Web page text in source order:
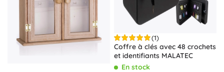
(1)
Coffre à clés avec 48 crochets
et identifiants MALATEC
En stock